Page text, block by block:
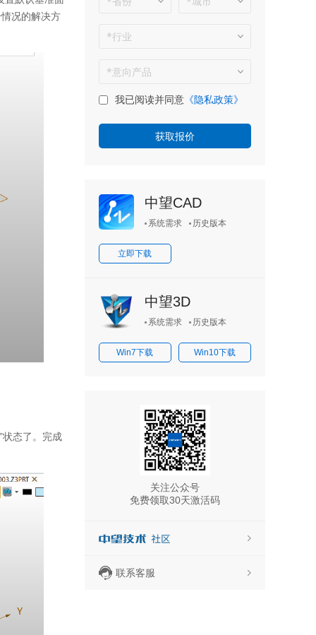
况的解决方
状态了。完成
我已阅读并同意 《隐私政策》
中望CAD
系统需求 历史版本
立即下载
中望3D
系统需求 历史版本
Win7下载 Win10下载
关注公众号
免费领取30天激活码
联系客服